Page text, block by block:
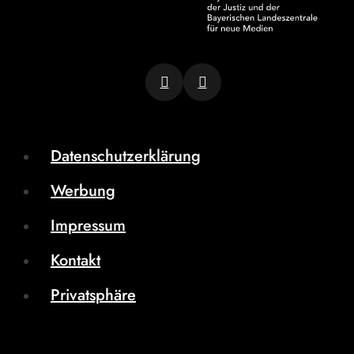
Datenschutzerklärung
Werbung
Impressum
Kontakt
Privatsphäre